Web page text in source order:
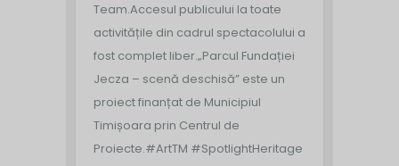
Team.Accesul publicului la toate
activitățile din cadrul spectacolului a
fost complet liber.„Parcul Fundației
Jecza – scenă deschisă” este un
proiect finanțat de Municipiul
Timișoara prin Centrul de
Proiecte.#ArtTM #SpotlightHeritage